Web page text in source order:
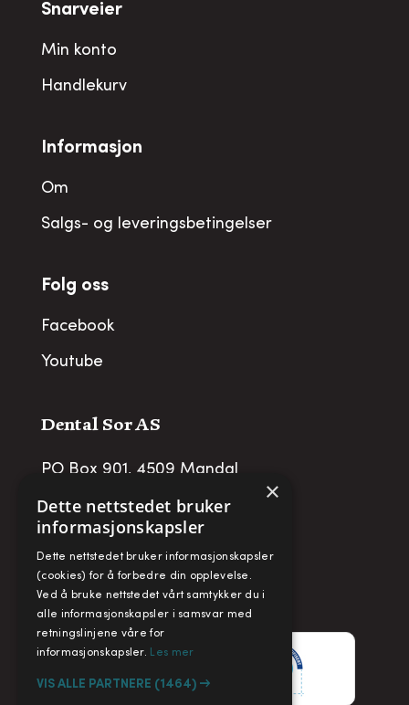
Snarveier
Min konto
Handlekurv
Informasjon
Om
Salgs- og leveringsbetingelser
Folg oss
Facebook
Youtube
Dental Sor AS
PO Box 901, 4509 Mandal
post@dentalsor.no
Org no:948 782 979 VAT
Telefon:
+47 38 27 88 88
Fax: + 47 38 27 88 89
×
Dette nettstedet bruker
informasjonskapsler
Dette nettstedet bruker informasjonskapsler
(cookies) for å forbedre din opplevelse.
Ved å bruke nettstedet vårt samtykker du i
alle informasjonskapsler i samsvar med
retningslinjene våre for
informasjonskapsler. Les mer
VIS ALLE PARTNERE (1464) →